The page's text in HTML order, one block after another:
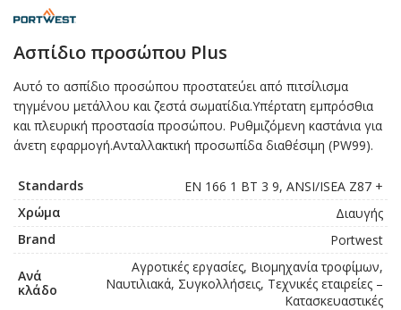
Ασπίδιο προσώπου Plus
Αυτό το ασπίδιο προσώπου προστατεύει από πιτσίλισμα
τηγμένου μετάλλου και ζεστά σωματίδια.Υπέρτατη εμπρόσθια
και πλευρική προστασία προσώπου. Ρυθμιζόμενη καστάνια για
άνετη εφαρμογή.Ανταλλακτική προσωπίδα διαθέσιμη (PW99).
Standards
EN 166 1 BT 3 9, ANSI/ISEA Z87 +
Χρώμα
Διαυγής
Brand
Portwest
Ανά
κλάδο
Αγροτικές εργασίες, Βιομηχανία τροφίμων,
Ναυτιλιακά, Συγκολλήσεις, Τεχνικές εταιρείες –
Κατασκευαστικές